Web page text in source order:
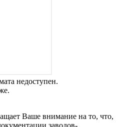
недоступен.
Ваше внимание на то, что,
заводов-